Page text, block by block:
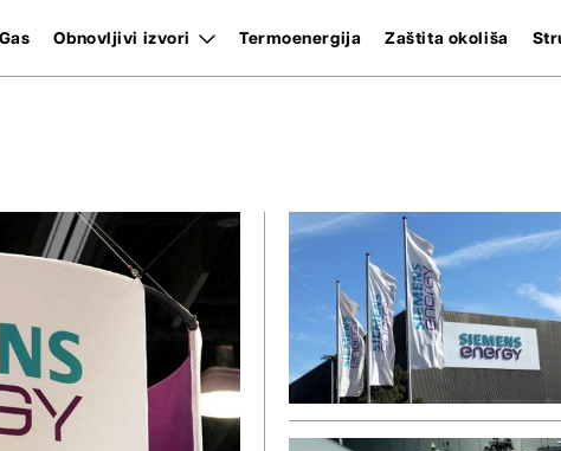
Gas Obnovljivi izvori Termoenergija Zaštita okoliša